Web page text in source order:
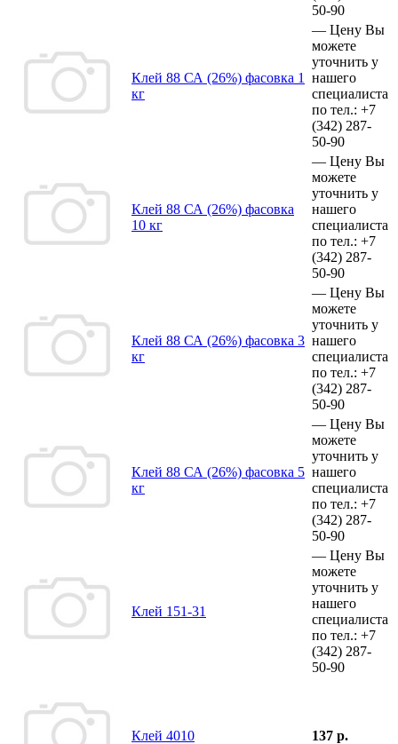
50-90
Клей 88 СА (26%) фасовка 1
кг
— Цену Вы
можете
уточнить у
нашего
специалиста
по тел.: +7
(342) 287-
50-90
Клей 88 СА (26%) фасовка
10 кг
— Цену Вы
можете
уточнить у
нашего
специалиста
по тел.: +7
(342) 287-
50-90
Клей 88 СА (26%) фасовка 3
кг
— Цену Вы
можете
уточнить у
нашего
специалиста
по тел.: +7
(342) 287-
50-90
Клей 88 СА (26%) фасовка 5
кг
— Цену Вы
можете
уточнить у
нашего
специалиста
по тел.: +7
(342) 287-
50-90
Клей 151-31
— Цену Вы
можете
уточнить у
нашего
специалиста
по тел.: +7
(342) 287-
50-90
Клей 4010 137 р.